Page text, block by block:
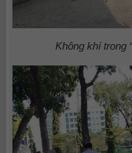
Không khí trong